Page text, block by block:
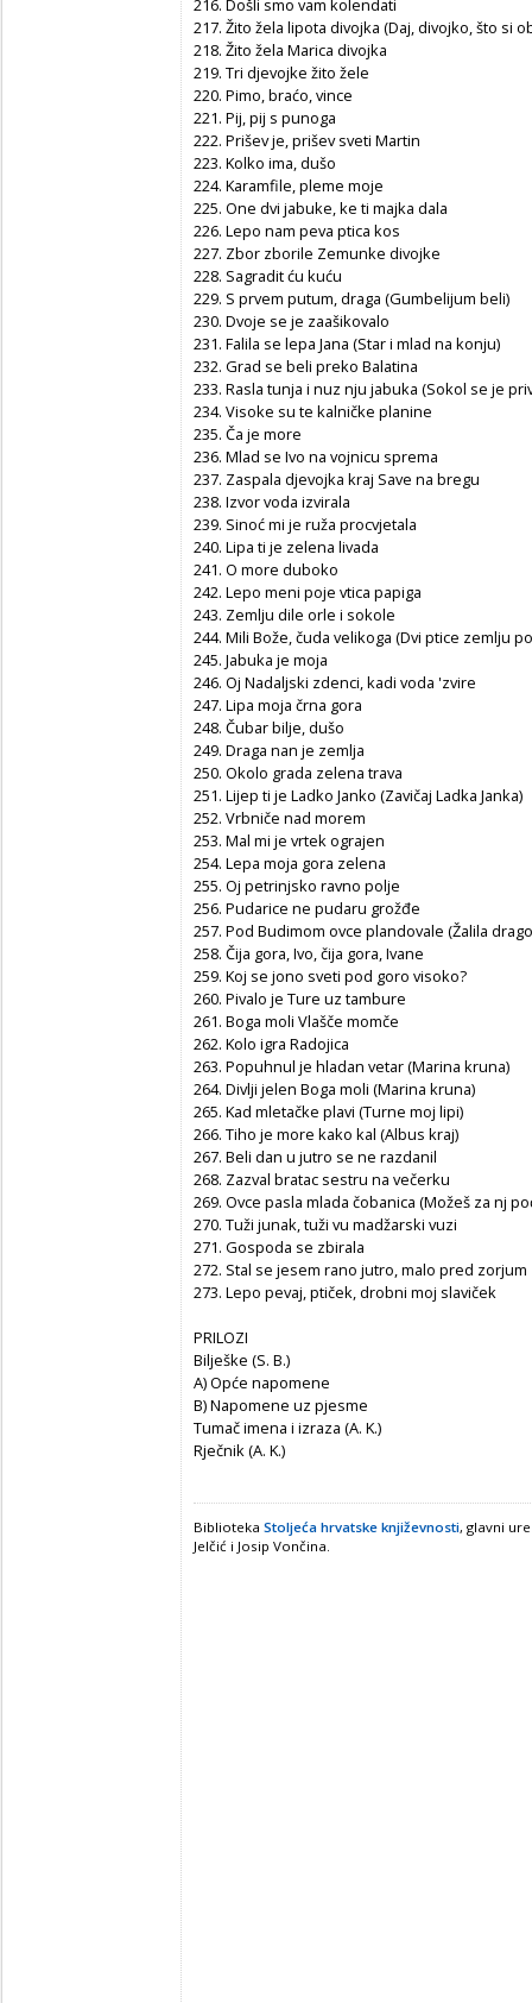
216. Došli smo vam kolendati
217. Žito žela lipota divojka (Daj, divojko, što si
218. Žito žela Marica divojka
219. Tri djevojke žito žele
220. Pimo, braćo, vince
221. Pij, pij s punoga
222. Prišev je, prišev sveti Martin
223. Kolko ima, dušo
224. Karamfile, pleme moje
225. One dvi jabuke, ke ti majka dala
226. Lepo nam peva ptica kos
227. Zbor zborile Zemunke divojke
228. Sagradit ću kuću
229. S prvem putum, draga (Gumbelijum beli)
230. Dvoje se je zaašikovalo
231. Falila se lepa Jana (Star i mlad na konju)
232. Grad se beli preko Balatina
233. Rasla tunja i nuz nju jabuka (Sokol se je
234. Visoke su te kalničke planine
235. Ča je more
236. Mlad se Ivo na vojnicu sprema
237. Zaspala djevojka kraj Save na bregu
238. Izvor voda izvirala
239. Sinoć mi je ruža procvjetala
240. Lipa ti je zelena livada
241. O more duboko
242. Lepo meni poje vtica papiga
243. Zemlju dile orle i sokole
244. Mili Bože, čuda velikoga (Dvi ptice zemlju
245. Jabuka je moja
246. Oj Nadaljski zdenci, kadi voda 'zvire
247. Lipa moja črna gora
248. Čubar bilje, dušo
249. Draga nan je zemlja
250. Okolo grada zelena trava
251. Lijep ti je Ladko Janko (Zavičaj Ladka Janka)
252. Vrbniče nad morem
253. Mal mi je vrtek ograjen
254. Lepa moja gora zelena
255. Oj petrinjsko ravno polje
256. Pudarice ne pudaru grožđe
257. Pod Budimom ovce plandovale (Žalila
258. Čija gora, Ivo, čija gora, Ivane
259. Koj se jono sveti pod goro visoko?
260. Pivalo je Ture uz tambure
261. Boga moli Vlašče momče
262. Kolo igra Radojica
263. Popuhnul je hladan vetar (Marina kruna)
264. Divlji jelen Boga moli (Marina kruna)
265. Kad mletačke plavi (Turne moj lipi)
266. Tiho je more kako kal (Albus kraj)
267. Beli dan u jutro se ne razdanil
268. Zazval bratac sestru na večerku
269. Ovce pasla mlada čobanica (Možeš za nj
270. Tuži junak, tuži vu madžarski vuzi
271. Gospoda se zbirala
272. Stal se jesem rano jutro, malo pred zorjum
273. Lepo pevaj, ptiček, drobni moj slaviček
PRILOZI
Bilješke (S. B.)
A) Opće napomene
B) Napomene uz pjesme
Tumač imena i izraza (A. K.)
Rječnik (A. K.)
Biblioteka Stoljeća hrvatske književnosti, glavni
Jelčić i Josip Vončina.